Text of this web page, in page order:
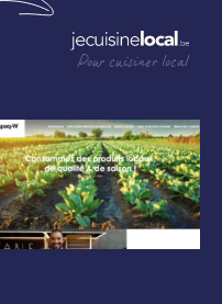
Pour cuisiner local